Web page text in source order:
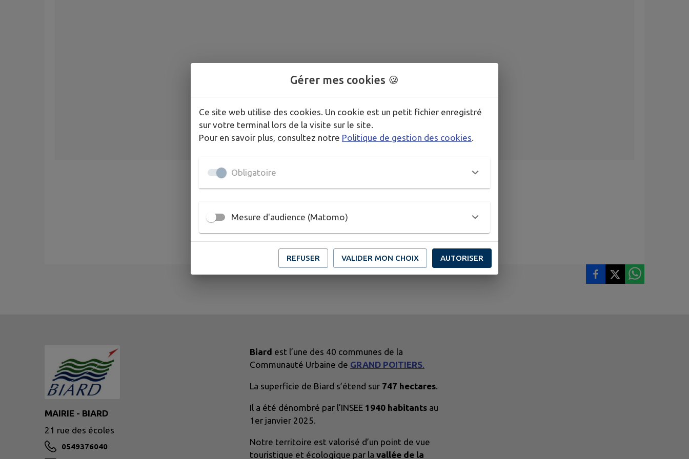
MAIRIE - BIARD
21 rue des écoles
0549376040
Biard est l’une des 40 communes de la
Communauté Urbaine de GRAND POITIERS.
La superficie de Biard s’étend sur 747 hectares.
Il a été dénombré par l’INSEE 1940 habitants au
1er janvier 2025.
Notre territoire est valorisé d’un point de vue
touristique et écologique par la vallée de la
Gérer mes cookies 🍪
Ce site web utilise des cookies. Un cookie est un petit fichier enregistré
sur votre terminal lors de la visite sur le site.
Pour en savoir plus, consultez notre Politique de gestion des cookies
Obligatoire
Mesure d'audience (Matomo)
REFUSER VALIDER MON CHOIX AUTORISER